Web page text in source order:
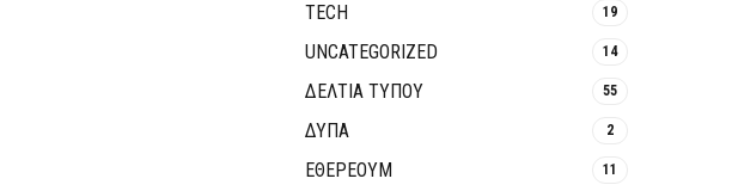
TECH 19
UNCATEGORIZED 14
ΔΕΛΤΙΑ ΤΥΠΟΥ 55
ΔΥΠΑ 2
ΕΘΈΡΕΟΥΜ 11